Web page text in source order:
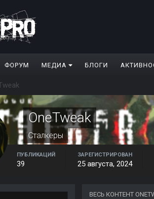
ФОРУМ МЕДИА БЛОГИ
OneTweak
Сталкеры
ПУБЛИКАЦИЙ
39
ЗАРЕГИСТРИРОВАН
25 августа, 2024
ВЕСЬ КОНТЕНТ